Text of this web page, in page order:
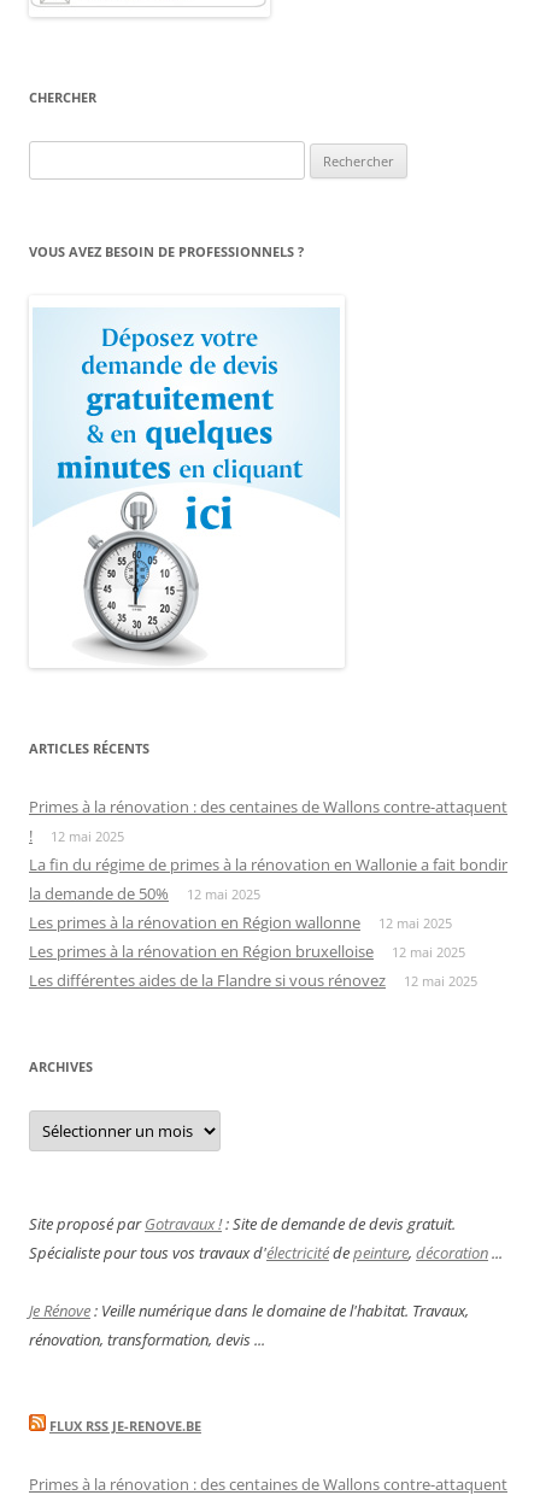
CHERCHER
VOUS AVEZ BESOIN DE PROFESSIONNELS ?
ARTICLES RÉCENTS
Primes à la rénovation : des centaines de Wallons contre-attaquent
!
12 mai 2025
La fin du régime de primes à la rénovation en Wallonie a fait bondir
la demande de 50%
12 mai 2025
Les primes à la rénovation en Région wallonne 12 mai 2025
Les primes à la rénovation en Région bruxelloise 12 mai 2025
Les différentes aides de la Flandre si vous rénovez 12 mai 2025
ARCHIVES
Archives
Site proposé parGotravaux !: Site de demande de devis gratuit.
Spécialiste pour tous vos travaux d'électricitédepeinture, décoration...
Je Rénove: Veille numérique dans le domaine de l'habitat. Travaux,
rénovation, transformation, devis ...
FLUX RSS JE-RENOVE.BE
Primes à la rénovation : des centaines de Wallons contre-attaquent